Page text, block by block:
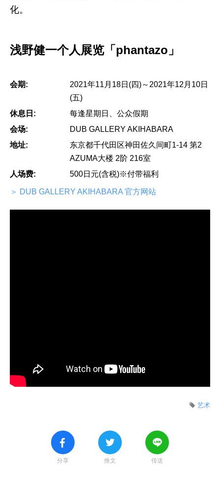
化。
浅野健一个人展览「phantazo」
会期:
2021年11月18日(四)～2021年12月10日
(五)
休息日:
每逢星期日、公众假期
会场:
DUB GALLERY AKIHABARA
地址:
东京都千代田区神田佐久间町1-14 第2
AZUMA大楼 2阶 216室
人场费:
500日元(含税)※付带福利
＞ DUB GALLERY AKIHABARA 官方网站
艺术
分享 推文 传送